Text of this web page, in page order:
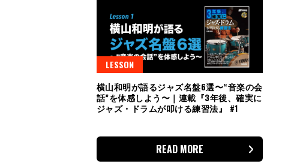
LESSON
横山和明が語るジャズ名盤6選〜“音楽の会
話”を体感しよう〜｜連載『3年後、確実に
ジャズ・ドラムが叩ける練習法』 #1
READ MORE